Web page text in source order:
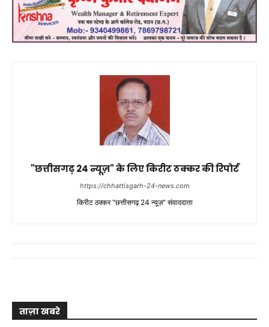
"छत्तीसगढ़ 24 न्यूज़" के लिए किरीट ठक्कर की रिपोर्ट
https://chhattisgarh-24-news.com
किरीट ठक्कर "छत्तीसगढ़ 24 न्यूज़" संवाददाता
ताज़ा खबरे